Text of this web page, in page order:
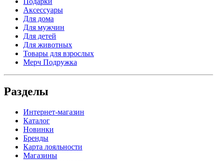
Аксессуары
Для дома
Для мужчин
Для детей
Для животных
Товары для взрослых
Мерч Подружка
Разделы
Интернет-магазин
Каталог
Новинки
Бренды
Карта лояльности
Магазины